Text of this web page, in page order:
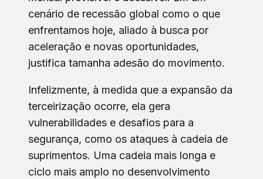
cenário de recessão global como o que
enfrentamos hoje, aliado à busca por
aceleração e novas oportunidades,
justifica tamanha adesão do movimento.
Infelizmente, à medida que a expansão da
terceirização ocorre, ela gera
vulnerabilidades e desafios para a
segurança, como os ataques à cadeia de
suprimentos. Uma cadeia mais longa e
ciclo mais amplo no desenvolvimento